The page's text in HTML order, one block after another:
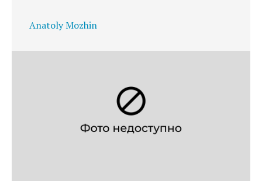
Anatoly Mozhin